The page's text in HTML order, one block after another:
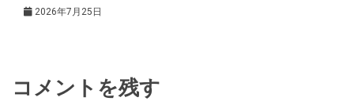
2026年7月25日
コメントを残す